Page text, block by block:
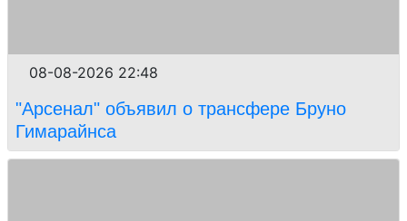
08-08-2026 22:48
"Арсенал" объявил о трансфере Бруно
Гимарайнса